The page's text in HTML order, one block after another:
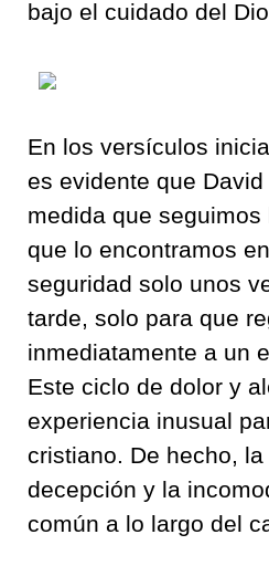
bajo el cuidado del
En los versículos
es evidente que
medida que
que lo encontramos
seguridad solo unos
tarde, solo para que
inmediatamente a un
Este ciclo de dolor y
experiencia inusual
cristiano. De hecho,
decepción y la
común a lo largo del